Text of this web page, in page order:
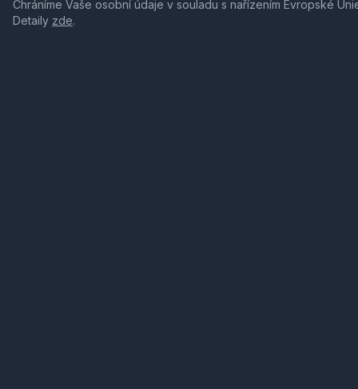
Chráníme Vaše osobní údaje v souladu s nařízením Evropské
Detaily zde.